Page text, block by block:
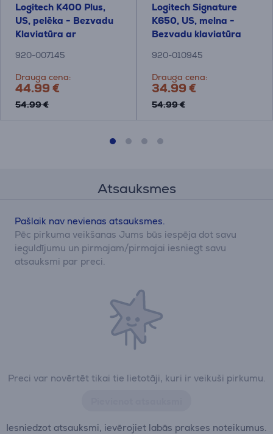
Logitech K400 Plus,
US, pelēka - Bezvadu
Klaviatūra ar
920-007145
Drauga cena:
44.99 €
54.99 €
Logitech Signature
K650, US, melna -
Bezvadu klaviatūra
920-010945
Drauga cena:
34.99 €
54.99 €
Atsauksmes
Preci var novērtēt tikai tie lietotāji, kuri ir veikuši pirkumu.
Iesniedzot atsauksmi, ievērojiet labās prakses noteikumus.
Pašlaik nav nevienas atsauksmes.
Pēc pirkuma veikšanas Jums būs iespēja dot savu
ieguldījumu un pirmajam/pirmajai iesniegt savu
atsauksmi par preci.